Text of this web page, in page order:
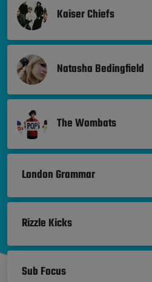
Kaiser Chiefs
Natasha Bedingfield
The Wombats
London Grammar
Rizzle Kicks
Sub Focus